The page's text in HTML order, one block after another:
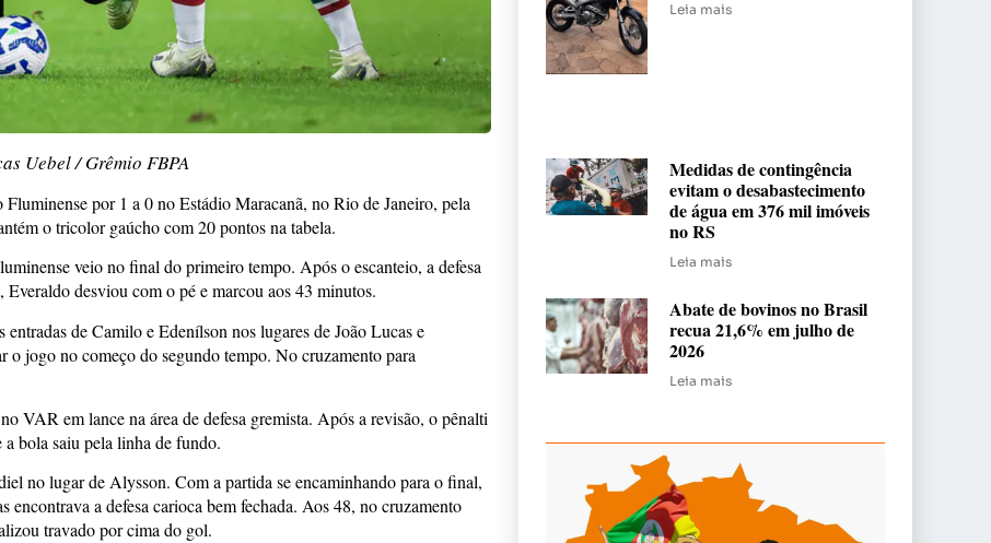
Uebel / Grêmio FBPA
por 1 a 0 no Estádio Maracanã, no Rio de Janeiro, pela
o tricolor gaúcho com 20 pontos na tabela.
veio no final do primeiro tempo. Após o escanteio, a defesa
Everaldo desviou com o pé e marcou aos 43 minutos.
de Camilo e Edenílson nos lugares de João Lucas e
jogo no começo do segundo tempo. No cruzamento para
VAR em lance na área de defesa gremista. Após a revisão, o pênalti
bola saiu pela linha de fundo.
no lugar de Alysson. Com a partida se encaminhando para o final,
encontrava a defesa carioca bem fechada. Aos 48, no cruzamento
travado por cima do gol.
Leia mais
Medidas de contingência
evitam o desabastecimento
de água em 376 mil imóveis
no RS
Leia mais
Abate de bovinos no Brasil
recua 21,6% em julho de
2026
Leia mais